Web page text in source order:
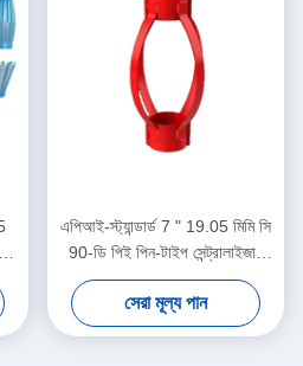
এপিআই-স্ট্যান্ডার্ড 7 " 19.05 মিমি সি
90-ডি পিই পিন-টাইপ সেন্ট্রালাইজার
তেল ও গ্যাস অপারেশনগুলিতে কেসিং
সেন্ট্রালাইজার স্থানচ্যুতি সীমাবদ্ধ করার
জন্য
সেরা মূল্য পান